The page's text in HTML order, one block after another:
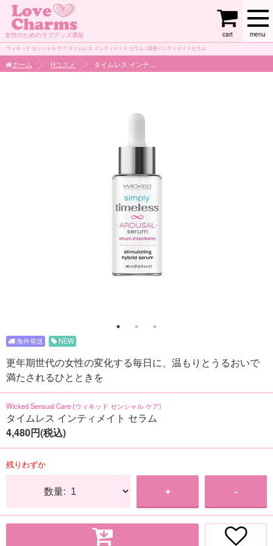
女性のためのラブグッズ通販 menu
cart
ウィキッド センシャル ケア タイムレス インティメイト セラム | 温感インティメイトセラム
ホーム Hコスメ
NEW
更年期世代の女性の変化する毎日に、温もりとうるおいで
満たされるひとときを
Wicked Sensual Care (ウィキッド センシャル ケア)
タイムレス インティメイト セラム
4,480円(税込)
残りわずか
数量: + -